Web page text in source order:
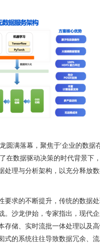
圆满落幕，聚焦于‘企业的数据
在数据驱动决策的时代背景下
处理与分析架构，以充分释放
要求的不断提升，传统的数据
。沙龙伊始，专家指出，现代
存储、实时流批一体处理以及
式的系统往往导致数据冗余、